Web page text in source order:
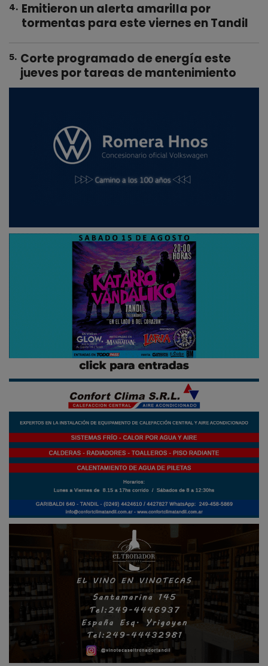
4. Emitieron un alerta amarilla por
tormentas para este viernes en Tandil
5. Corte programado de energía este
jueves por tareas de mantenimiento